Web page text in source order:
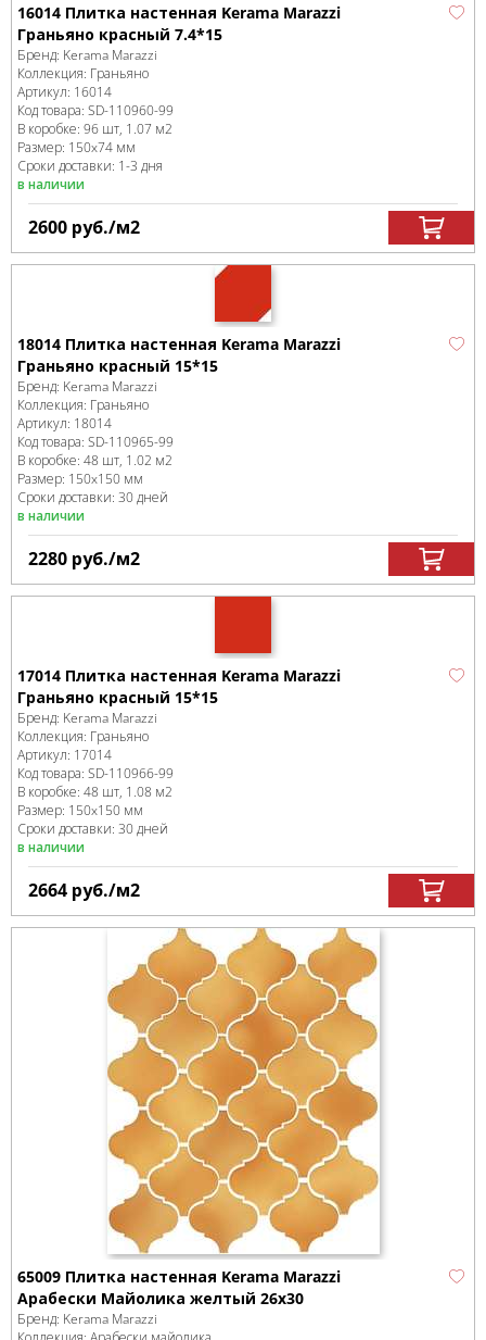
16014 Плитка настенная Kerama Marazzi
Граньяно красный 7.4*15
Бренд: Kerama Marazzi
Коллекция: Граньяно
Артикул: 16014
Код товара: SD-110960-99
В коробке: 96 шт, 1.07 м2
Размер: 150x74 мм
Сроки доставки: 1-3 дня
в наличии
2600 руб./м2
18014 Плитка настенная Kerama Marazzi
Граньяно красный 15*15
Бренд: Kerama Marazzi
Коллекция: Граньяно
Артикул: 18014
Код товара: SD-110965-99
В коробке: 48 шт, 1.02 м2
Размер: 150x150 мм
Сроки доставки: 30 дней
в наличии
2280 руб./м2
17014 Плитка настенная Kerama Marazzi
Граньяно красный 15*15
Бренд: Kerama Marazzi
Коллекция: Граньяно
Артикул: 17014
Код товара: SD-110966-99
В коробке: 48 шт, 1.08 м2
Размер: 150x150 мм
Сроки доставки: 30 дней
в наличии
2664 руб./м2
65009 Плитка настенная Kerama Marazzi
Арабески Майолика желтый 26x30
Бренд: Kerama Marazzi